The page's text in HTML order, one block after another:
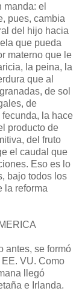
el
pues, cambia
del hijo hacia
que pueda
materno que le
la peina, la
que al
de sol
de
la hace
producto de
del fruto
el caudal que
Eso es lo
bajo todos los
la reforma
antes, se formó
VU. Como
llegó
e Irlanda.